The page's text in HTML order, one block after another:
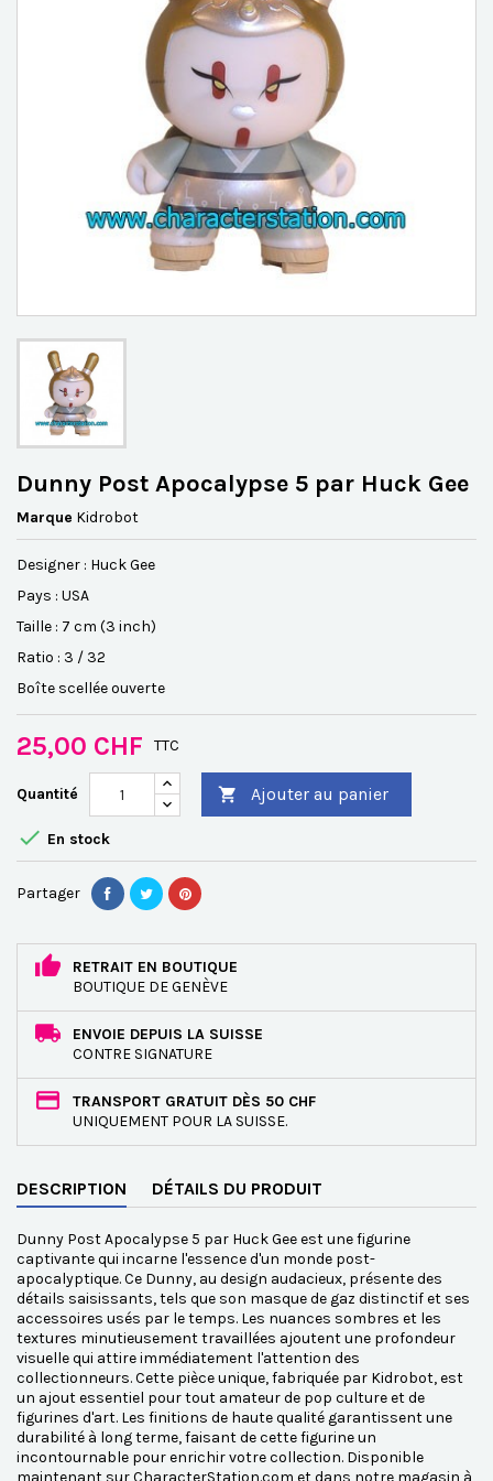
Dunny Post Apocalypse 5 par Huck Gee
Marque Kidrobot
Designer : Huck Gee
Pays : USA
Taille : 7 cm (3 inch)
Ratio : 3 / 32
Boîte scellée ouverte
25,00 CHF TTC
Quantité  Ajouter au panier
 En stock
Partager
RETRAIT EN BOUTIQUE
BOUTIQUE DE GENÈVE
ENVOIE DEPUIS LA SUISSE
CONTRE SIGNATURE
TRANSPORT GRATUIT DÈS 50 CHF
UNIQUEMENT POUR LA SUISSE.
DESCRIPTION DÉTAILS DU PRODUIT
Dunny Post Apocalypse 5 par Huck Gee est une figurine
captivante qui incarne l'essence d'un monde post-
apocalyptique. Ce Dunny, au design audacieux, présente des
détails saisissants, tels que son masque de gaz distinctif et ses
accessoires usés par le temps. Les nuances sombres et les
textures minutieusement travaillées ajoutent une profondeur
visuelle qui attire immédiatement l'attention des
collectionneurs. Cette pièce unique, fabriquée par Kidrobot, est
un ajout essentiel pour tout amateur de pop culture et de
figurines d'art. Les finitions de haute qualité garantissent une
durabilité à long terme, faisant de cette figurine un
incontournable pour enrichir votre collection. Disponible
maintenant sur CharacterStation.com et dans notre magasin à